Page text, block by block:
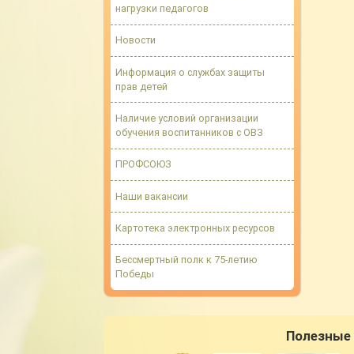
нагрузки педагогов
Новости
Информация о службах защиты
прав детей
Наличие условий организации
обучения воспитанников с ОВЗ
ПРОФСОЮЗ
Наши вакансии
Картотека электронных ресурсов
Бессмертный полк к 75-летию
Победы